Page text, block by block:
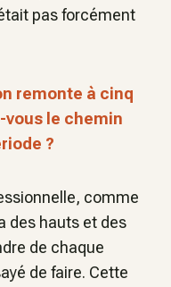
pas forcément
remonte à cinq
le chemin
?
comme
des hauts et des
de chaque
de faire. Cette